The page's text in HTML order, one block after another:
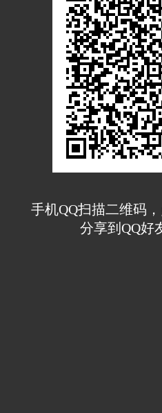
手机QQ扫描二维码，
分享到QQ好